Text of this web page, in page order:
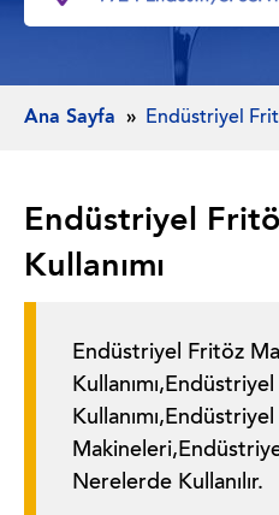
Ana Sayfa Endüstriyel
Endüstriyel
Kullanımı
Endüstriyel Fritöz
Nerelerde Kullanılır.